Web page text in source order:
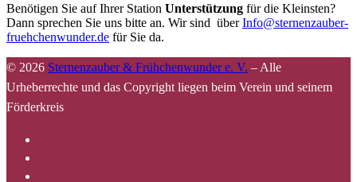
Benötigen Sie auf Ihrer Station Unterstützung für die Kleinsten?
Dann sprechen Sie uns bitte an. Wir sind überInfo@sternenzauber-
fruehchenwunder.de für Sie da.
© 2026 Sternenzauber & Frühchenwunder e. V. – Alle
Urheberrechte und das Copyright liegen beim Verein und seinem
Förderkreis